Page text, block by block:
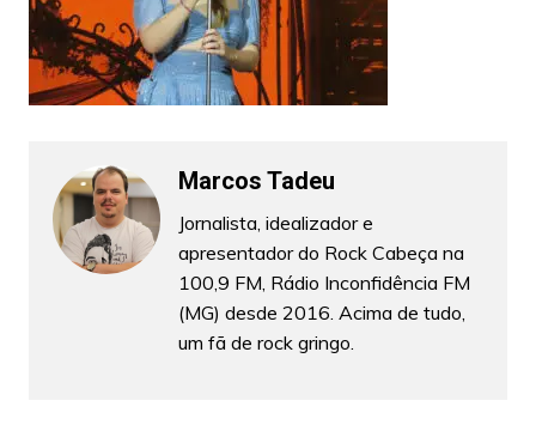
Marcos Tadeu
Jornalista, idealizador e
apresentador do Rock Cabeça na
100,9 FM, Rádio Inconfidência FM
(MG) desde 2016. Acima de tudo,
um fã de rock gringo.